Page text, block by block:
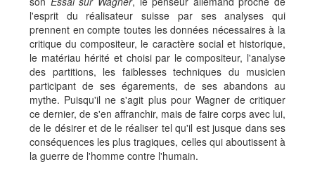
l'esprit du réalisateur suisse par ses analyses qui
prennent en compte toutes les données nécessaires à la
critique du compositeur, le caractère social et historique,
le matériau hérité et choisi par le compositeur, l'analyse
des partitions, les faiblesses techniques du musicien
participant de ses égarements, de ses abandons au
mythe. Puisqu'il ne s'agit plus pour Wagner de critiquer
ce dernier, de s'en affranchir, mais de faire corps avec lui,
de le désirer et de le réaliser tel qu'il est jusque dans ses
conséquences les plus tragiques, celles qui aboutissent à
la guerre de l'homme contre l'humain.